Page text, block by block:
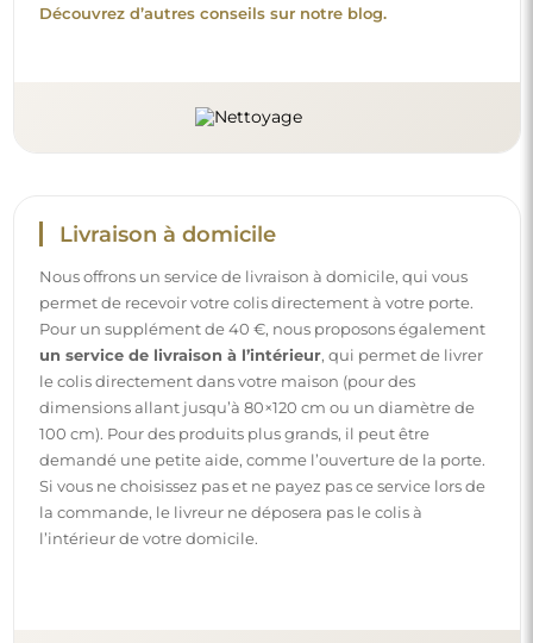
Découvrez d’autres conseils sur notre blog.
Livraison à domicile
Nous offrons un service de livraison à domicile, qui vous
permet de recevoir votre colis directement à votre porte.
Pour un supplément de 40 €, nous proposons également
un service de livraison à l’intérieur, qui permet de livrer
le colis directement dans votre maison (pour des
dimensions allant jusqu’à 80×120 cm ou un diamètre de
100 cm). Pour des produits plus grands, il peut être
demandé une petite aide, comme l’ouverture de la porte.
Si vous ne choisissez pas et ne payez pas ce service lors de
la commande, le livreur ne déposera pas le colis à
l’intérieur de votre domicile.